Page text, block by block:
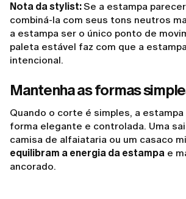
Nota da stylist:Se a estampa
combiná-la com seus tons neutros
a estampa ser o único ponto de
paleta estável faz com que a
intencional.
Mantenha as formas
Quando o corte é simples, a
forma elegante e controlada. Uma
camisa de alfaiataria ou um casaco
equilibram a energia da estampa e
ancorado.